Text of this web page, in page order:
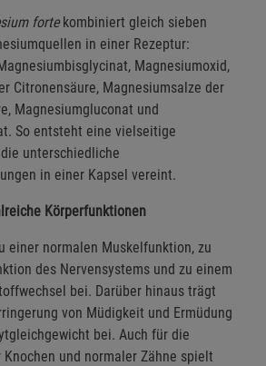
fortekombiniert gleich sieben
in einer Rezeptur:
Magnesiumoxid,
Citronensäure, Magnesiumsalze der
Magnesiumgluconat und
So entsteht eine vielseitige
unterschiedliche
in einer Kapsel vereint.
Körperfunktionen
einer normalen Muskelfunktion, zu
des Nervensystems und zu einem
bei. Darüber hinaus trägt
von Müdigkeit und Ermüdung
bei. Auch für die
und normaler Zähne spielt